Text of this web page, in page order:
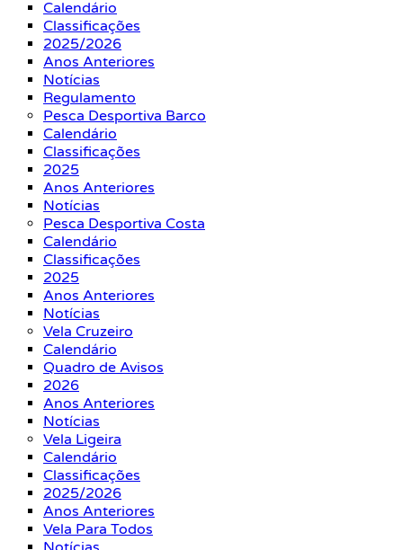
Calendário
Classificações
2025/2026
Anos Anteriores
Notícias
Regulamento
Pesca Desportiva Barco
Calendário
Classificações
2025
Anos Anteriores
Notícias
Pesca Desportiva Costa
Calendário
Classificações
2025
Anos Anteriores
Notícias
Vela Cruzeiro
Calendário
Quadro de Avisos
2026
Anos Anteriores
Notícias
Vela Ligeira
Calendário
Classificações
2025/2026
Anos Anteriores
Vela Para Todos